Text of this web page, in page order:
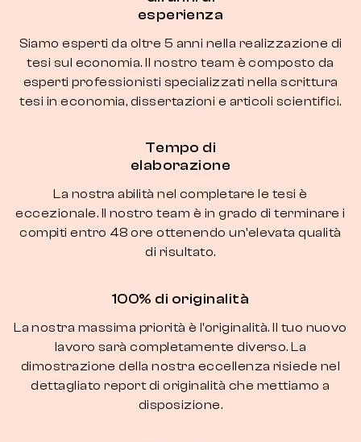
esperienza
Siamo esperti da oltre 5 anni nella realizzazione di
tesi sul economia. Il nostro team è composto da
esperti professionisti specializzati nella scrittura
tesi in economia, dissertazioni e articoli scientifici.
Tempo di
elaborazione
La nostra abilità nel completare le tesi è
eccezionale. Il nostro team è in grado di terminare i
compiti entro 48 ore ottenendo un'elevata qualità
di risultato.
100% di originalità
La nostra massima priorità è l'originalità. Il tuo nuovo
lavoro sarà completamente diverso. La
dimostrazione della nostra eccellenza risiede nel
dettagliato report di originalità che mettiamo a
disposizione.